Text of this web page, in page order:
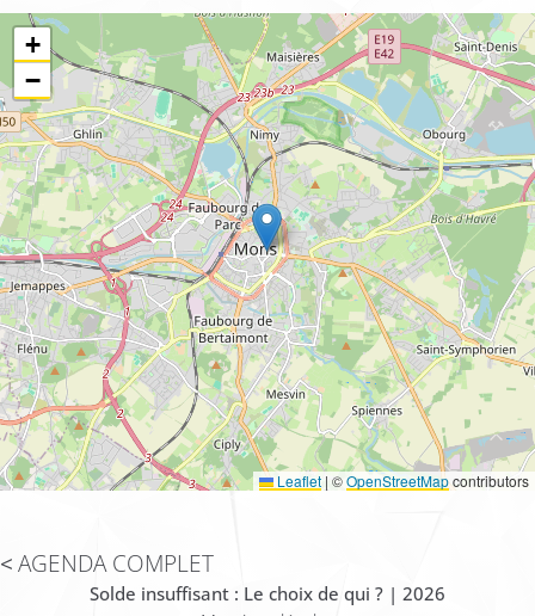
+
−
Leaflet | ©OpenStreetMapcontributors
AGENDA COMPLET
Solde insuffisant : Le choix de qui ? | 2026